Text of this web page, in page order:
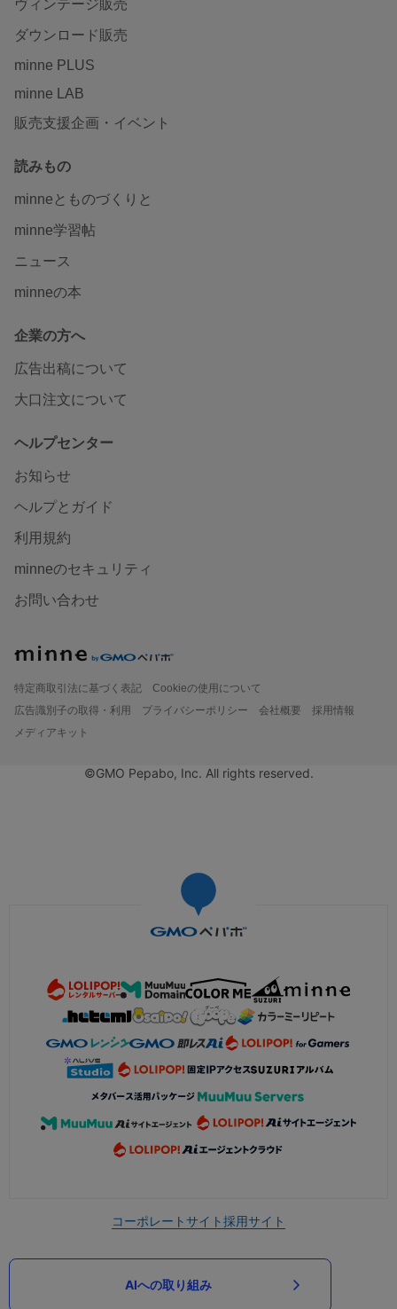
ヴィンテージ販売
ダウンロード販売
minne PLUS
minne LAB
販売支援企画・イベント
読みもの
minneとものづくりと
minne学習帖
ニュース
minneの本
企業の方へ
広告出稿について
大口注文について
ヘルプセンター
お知らせ
ヘルプとガイド
利用規約
minneのセキュリティ
お問い合わせ
特定商取引法に基づく表記
Cookieの使用について
広告識別子の取得・利用
プライバシーポリシー 会社概要
採用情報
メディアキット
©GMO Pepabo, Inc. All rights reserved.
コーポレートサイト採用サイト
AIへの取り組み